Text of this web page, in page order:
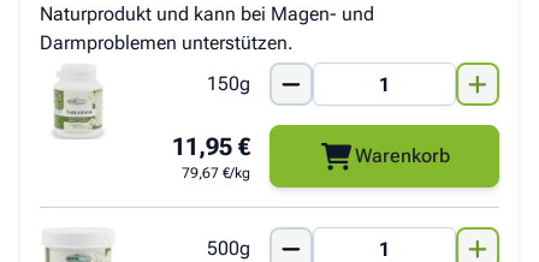
Naturprodukt und kann bei Magen- und
Darmproblemen unterstützen.
150g
11,95 €
79,67 €/kg
Warenkorb
500g